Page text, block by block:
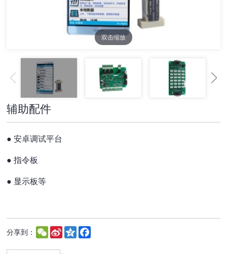
双击缩放
辅助配件
● 安卓调试平台
● 指令板
● 显示板等
分享到： WeChat
Sina
Weibo
Qzone